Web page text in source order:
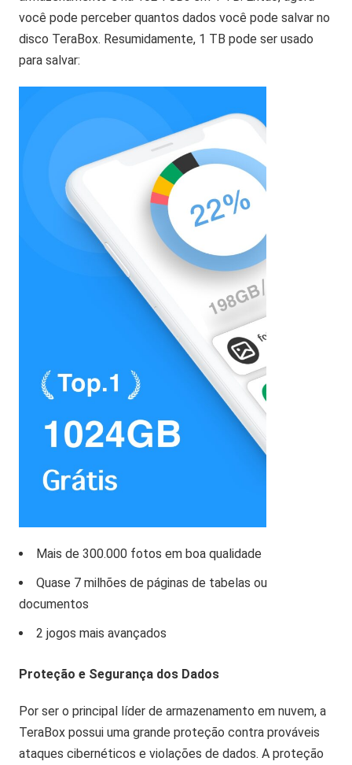
você pode perceber quantos dados você pode salvar no
disco TeraBox. Resumidamente, 1 TB pode ser usado
para salvar:
Mais de 300.000 fotos em boa qualidade
Quase 7 milhões de páginas de tabelas ou
documentos
2 jogos mais avançados
Proteção e Segurança dos Dados
Por ser o principal líder de armazenamento em nuvem, a
TeraBox possui uma grande proteção contra prováveis
ataques cibernéticos e violações de dados. A proteção